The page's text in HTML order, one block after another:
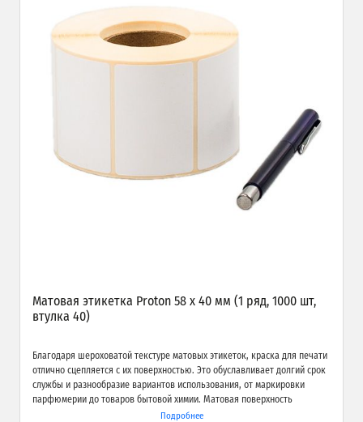
Матовая этикетка Proton 58 х 40 мм (1 ряд, 1000 шт,
втулка 40)
Благодаря шероховатой текстуре матовых этикеток, краска для печати
отлично сцепляется с их поверхностью. Это обуславливает долгий срок
службы и разнообразие вариантов использования, от маркировки
парфюмерии до товаров бытовой химии. Матовая поверхность
обеспечивает превосходное качество печати и широкие возможности
Подробнее